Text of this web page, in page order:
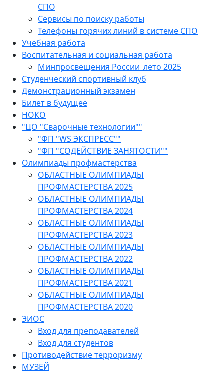
СПО
Сервисы по поиску работы
Телефоны горячих линий в системе СПО
Учебная работа
Воспитательная и социальная работа
Минпросвещения России_лето 2025
Студенческий спортивный клуб
Демонстрационный экзамен
Билет в будущее
НОКО
"ЦО "Сварочные технологии""
"ФП "WS ЭКСПРЕСС""
"ФП "СОДЕЙСТВИЕ ЗАНЯТОСТИ""
Олимпиады профмастерства
ОБЛАСТНЫЕ ОЛИМПИАДЫ
ПРОФМАСТЕРСТВА 2025
ОБЛАСТНЫЕ ОЛИМПИАДЫ
ПРОФМАСТЕРСТВА 2024
ОБЛАСТНЫЕ ОЛИМПИАДЫ
ПРОФМАСТЕРСТВА 2023
ОБЛАСТНЫЕ ОЛИМПИАДЫ
ПРОФМАСТЕРСТВА 2022
ОБЛАСТНЫЕ ОЛИМПИАДЫ
ПРОФМАСТЕРСТВА 2021
ОБЛАСТНЫЕ ОЛИМПИАДЫ
ПРОФМАСТЕРСТВА 2020
ЭИОС
Вход для преподавателей
Вход для студентов
Противодействие терроризму
МУЗЕЙ